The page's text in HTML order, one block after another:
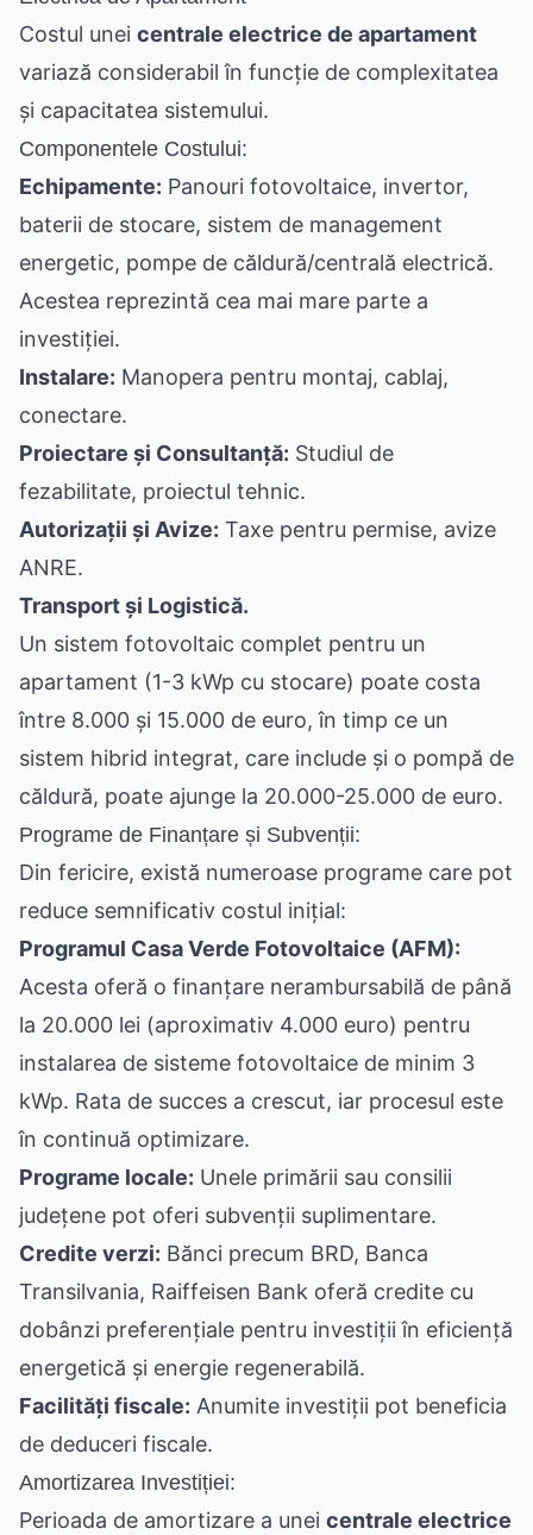
Costul unei centrale electrice de apartament
variază considerabil în funcție de complexitatea
și capacitatea sistemului.
Componentele Costului:
Echipamente: Panouri fotovoltaice, invertor,
baterii de stocare, sistem de management
energetic, pompe de căldură/centrală electrică.
Acestea reprezintă cea mai mare parte a
investiției.
Instalare: Manopera pentru montaj, cablaj,
conectare.
Proiectare și Consultanță: Studiul de
fezabilitate, proiectul tehnic.
Autorizații și Avize: Taxe pentru permise, avize
ANRE.
Transport și Logistică.
Un sistem fotovoltaic complet pentru un
apartament (1-3 kWp cu stocare) poate costa
între 8.000 și 15.000 de euro, în timp ce un
sistem hibrid integrat, care include și o pompă de
căldură, poate ajunge la 20.000-25.000 de euro.
Programe de Finanțare și Subvenții:
Din fericire, există numeroase programe care pot
reduce semnificativ costul inițial:
Programul Casa Verde Fotovoltaice (AFM):
Acesta oferă o finanțare nerambursabilă de până
la 20.000 lei (aproximativ 4.000 euro) pentru
instalarea de sisteme fotovoltaice de minim 3
kWp. Rata de succes a crescut, iar procesul este
în continuă optimizare.
Programe locale: Unele primării sau consilii
județene pot oferi subvenții suplimentare.
Credite verzi: Bănci precum BRD, Banca
Transilvania, Raiffeisen Bank oferă credite cu
dobânzi preferențiale pentru investiții în eficiență
energetică și energie regenerabilă.
Facilități fiscale: Anumite investiții pot beneficia
de deduceri fiscale.
Amortizarea Investiției:
Perioada de amortizare a unei centrale electrice